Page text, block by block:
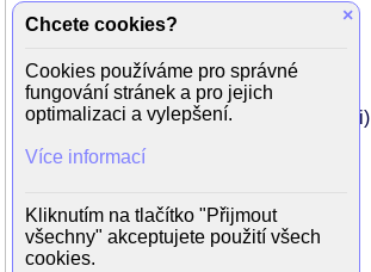
Jindra Petráková (Lilo Braun)
Hugo Kaminský (Magistrate)
Stanislav Behal (Ignaz Schuppanzigh)
Arnostka Mohelská (Suzanna Guicciardi)
Gordon Lovitt (Metternich's flunky)
Ruby Rose (Mimi Erdödy)
Johan Kolinsky (August Erdödy)
Josef Kolínský (August Erdödy)
Jan Kuzelka (Country policeman)
×
Chcete cookies?
Cookies používáme pro správné
fungování stránek a pro jejich
optimalizaci a vylepšení.
Více informací
Kliknutím na tlačítko "Přijmout
všechny" akceptujete použití všech
cookies.